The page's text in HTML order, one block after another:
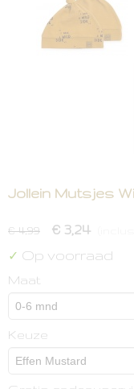
Jollein Mutsjes
€ 4,99 € 3,24
✓ Op voorraad
Maat
Keuze